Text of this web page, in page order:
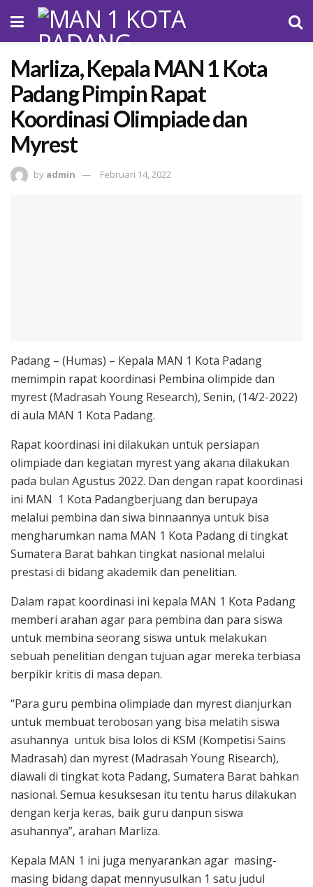
Marliza, Kepala MAN 1 Kota
Padang Pimpin Rapat
Koordinasi Olimpiade dan
Myrest
by admin Februari 14, 2022
Padang – (Humas) – Kepala MAN 1 Kota Padang
memimpin rapat koordinasi Pembina olimpide dan
myrest (Madrasah Young Research), Senin, (14/2-2022)
di aula MAN 1 Kota Padang.
Rapat koordinasi ini dilakukan untuk persiapan
olimpiade dan kegiatan myrest yang akana dilakukan
pada bulan Agustus 2022. Dan dengan rapat koordinasi
ini MAN 1 Kota Padangberjuang dan berupaya
melalui pembina dan siwa binnaannya untuk bisa
mengharumkan nama MAN 1 Kota Padang di tingkat
Sumatera Barat bahkan tingkat nasional melalui
prestasi di bidang akademik dan penelitian.
Dalam rapat koordinasi ini kepala MAN 1 Kota Padang
memberi arahan agar para pembina dan para siswa
untuk membina seorang siswa untuk melakukan
sebuah penelitian dengan tujuan agar mereka terbiasa
berpikir kritis di masa depan.
“Para guru pembina olimpiade dan myrest dianjurkan
untuk membuat terobosan yang bisa melatih siswa
asuhannya untuk bisa lolos di KSM (Kompetisi Sains
Madrasah) dan myrest (Madrasah Young Risearch),
diawali di tingkat kota Padang, Sumatera Barat bahkan
nasional. Semua kesuksesan itu tentu harus dilakukan
dengan kerja keras, baik guru danpun siswa
asuhannya”, arahan Marliza.
Kepala MAN 1 ini juga menyarankan agar masing-
masing bidang dapat mennyusulkan 1 satu judul